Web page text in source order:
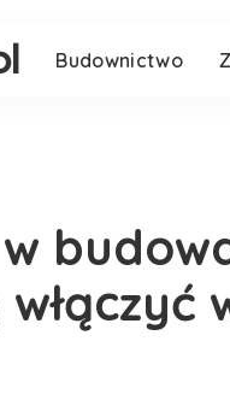
Budownictwo